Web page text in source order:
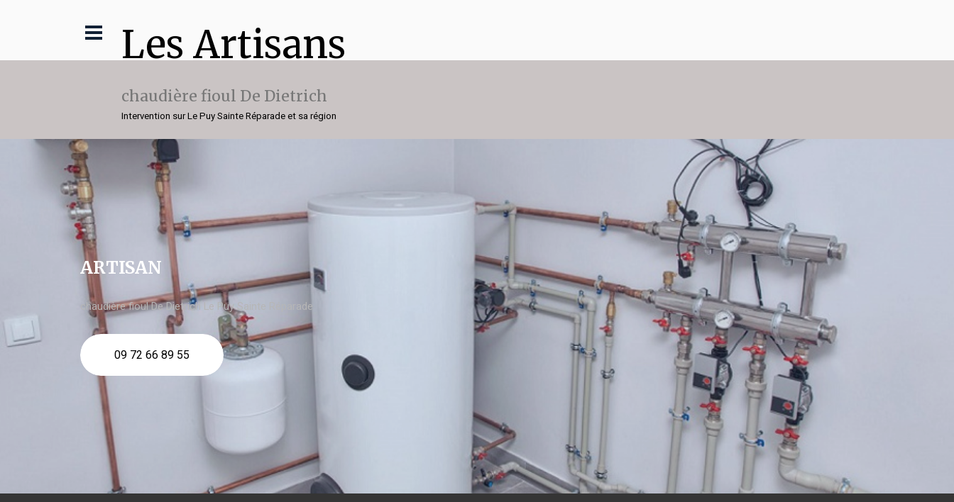
Les Artisans
chaudière fioul De Dietrich
Intervention sur Le Puy Sainte Réparade et sa région
ARTISAN
chaudière fioul De Dietrich Le Puy Sainte Réparade
09 72 66 89 55